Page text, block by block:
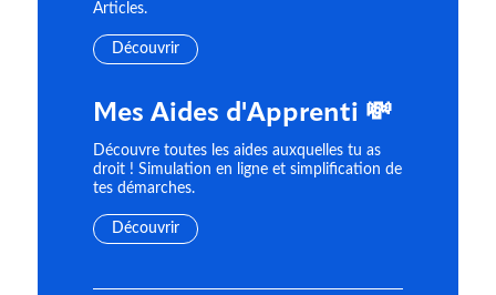
Articles.
Découvrir
Mes Aides d'Apprenti 💸
Découvre toutes les aides auxquelles tu as
droit ! Simulation en ligne et simplification de
tes démarches.
Découvrir